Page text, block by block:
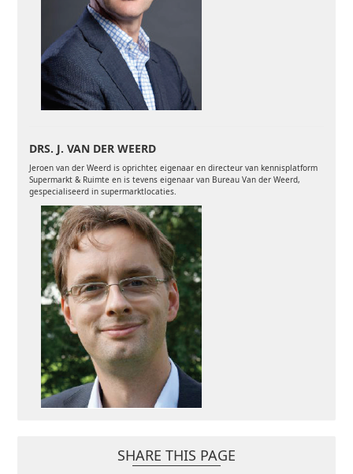
DRS. J. VAN DER WEERD
Jeroen van der Weerd is oprichter, eigenaar en directeur van kennisplatform
Supermarkt & Ruimte en is tevens eigenaar van Bureau Van der Weerd,
gespecialiseerd in supermarktlocaties.
SHARE THIS PAGE